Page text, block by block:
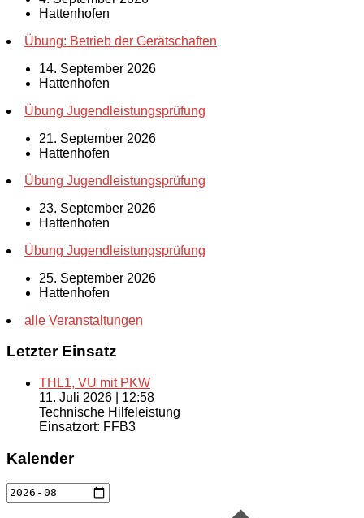
Hattenhofen
Übung: Betrieb der Gerätschaften
14. September 2026
Hattenhofen
Übung Jugendleistungsprüfung
21. September 2026
Hattenhofen
Übung Jugendleistungsprüfung
23. September 2026
Hattenhofen
Übung Jugendleistungsprüfung
25. September 2026
Hattenhofen
alle Veranstaltungen
Letzter Einsatz
THL1, VU mit PKW
11. Juli 2026
12:58
Technische Hilfeleistung
Einsatzort: FFB3
Kalender